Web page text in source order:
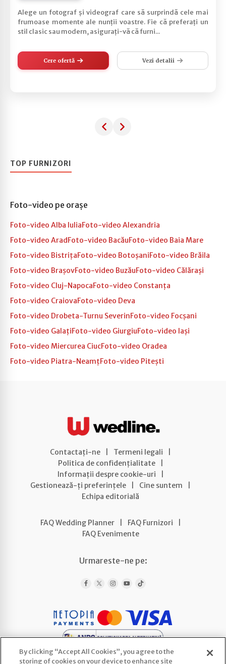
Alege un fotograf și videograf care să surprindă cele mai
frumoase momente ale nunții voastre. Fie că preferați un
stil clasic sau modern, asigurați-vă că furni...
Cere ofertă Vezi detalii
TOP FURNIZORI
Foto-video pe orașe
Foto-video Alba IuliaFoto-video Alexandria
Foto-video AradFoto-video BacăuFoto-video Baia Mare
Foto-video BistrițaFoto-video BotoșaniFoto-video Brăila
Foto-video BrașovFoto-video BuzăuFoto-video Călărași
Foto-video Cluj-NapocaFoto-video Constanța
Foto-video CraiovaFoto-video Deva
Foto-video Drobeta-Turnu SeverinFoto-video Focșani
Foto-video GalațiFoto-video GiurgiuFoto-video Iași
Foto-video Miercurea CiucFoto-video Oradea
Foto-video Piatra-NeamțFoto-video Pitești
Contactați-ne Termeni legali
Politica de confidențialitate
Informații despre cookie-uri
Gestionează-ți preferințele
Cine suntem
Echipa editorială
FAQ Wedding Planner FAQ Furnizori
FAQ Evenimente
Urmareste-ne pe:
By clicking “Accept All Cookies”, you agree to the
storing of cookies on your device to enhance site